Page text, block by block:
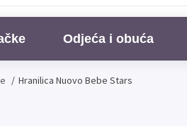
Odjeća i obuća
/ Hranilica Nuovo Bebe Stars